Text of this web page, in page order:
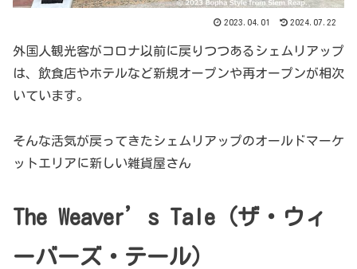
2023.04.01 2024.07.22
外国人観光客がコロナ以前に戻りつつあるシェムリアップ
は、飲食店やホテルなど新規オープンや再オープンが相次
いています。
そんな活気が戻ってきたシェムリアップのオールドマーケ
ットエリアに新しい雑貨屋さん
The Weaver’s Tale（ザ・ウィ
ーバーズ・テール）